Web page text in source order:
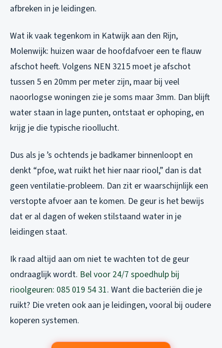
afbreken in je leidingen.
Wat ik vaak tegenkom in Katwijk aan den Rijn,
Molenwijk: huizen waar de hoofdafvoer een te flauw
afschot heeft. Volgens NEN 3215 moet je afschot
tussen 5 en 20mm per meter zijn, maar bij veel
naoorlogse woningen zie je soms maar 3mm. Dan blijft
water staan in lage punten, ontstaat er ophoping, en
krijg je die typische rioollucht.
Dus als je ’s ochtends je badkamer binnenloopt en
denkt “pfoe, wat ruikt het hier naar riool,” dan is dat
geen ventilatie-probleem. Dan zit er waarschijnlijk een
verstopte afvoer aan te komen. De geur is het bewijs
dat er al dagen of weken stilstaand water in je
leidingen staat.
Ik raad altijd aan om niet te wachten tot de geur
ondraaglijk wordt. Bel voor 24/7 spoedhulp bij
rioolgeuren: 085 019 54 31. Want die bacteriën die je
ruikt? Die vreten ook aan je leidingen, vooral bij oudere
koperen systemen.